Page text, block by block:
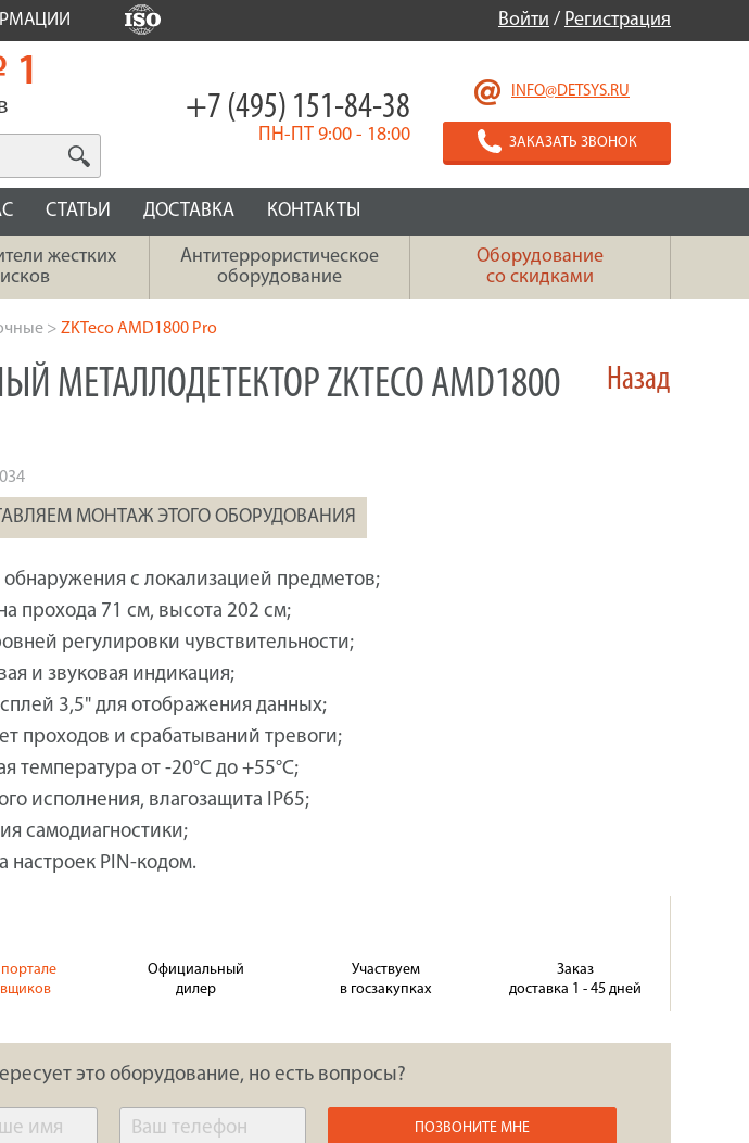
Войти / Регистрация
INFO@DETSYS.RU
ЗАКАЗАТЬ ЗВОНОК
+7 (495) 151-84-38
ПН-ПТ 9:00 - 18:00
СТАТЬИ ДОСТАВКА КОНТАКТЫ
жестких
Антитеррористическое
оборудование
Оборудование
со скидками
> ZKTeco AMD1800 Pro
Назад
МЕТАЛЛОДЕТЕКТОР ZKTECO AMD1800
МОНТАЖ ЭТОГО ОБОРУДОВАНИЯ
обнаружения с локализацией предметов;
прохода 71 см, высота 202 см;
регулировки чувствительности;
и звуковая индикация;
3,5" для отображения данных;
проходов и срабатываний тревоги;
температура от -20°C до +55°C;
исполнения, влагозащита IP65;
самодиагностики;
настроек PIN-кодом.
Официальный
дилер
Участвуем
в госзакупках
Заказ
доставка 1 - 45 дней
это оборудование, но есть вопросы?
ПОЗВОНИТЕ МНЕ